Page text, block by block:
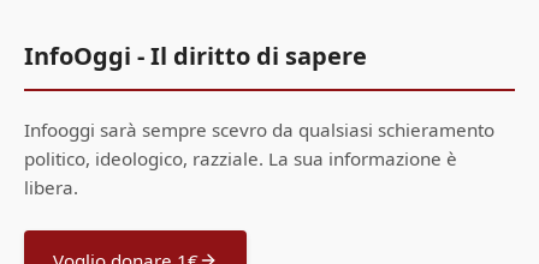
InfoOggi - Il diritto di sapere
Infooggi sarà sempre scevro da qualsiasi schieramento
politico, ideologico, razziale. La sua informazione è
libera.